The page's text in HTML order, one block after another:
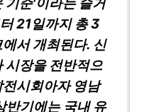
21일까지 총 3
서 개최된다. 신
시장을 전반적으
시회아자 영남
반기에는 국내 유